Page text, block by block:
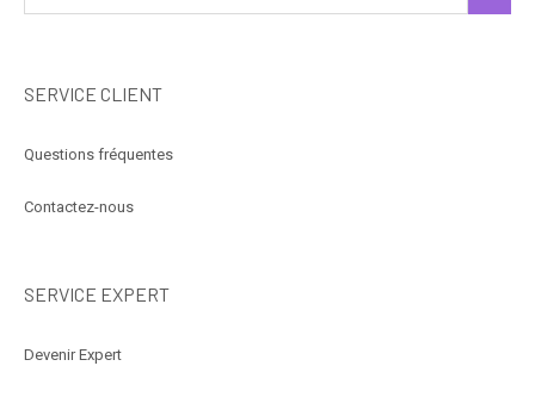
SERVICE CLIENT
Questions fréquentes
Contactez-nous
SERVICE EXPERT
Devenir Expert